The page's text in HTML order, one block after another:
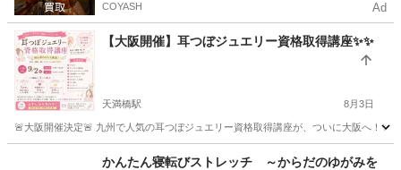
COYASH Ad
【大阪開催】耳つぼジュエリー資格取得講座✨✨
天満橋駅 8月3日
🚨大阪開催決定🚨 九州で人気の耳つぼジュエリー資格取得講座が、ついに大阪へ！✨
天満橋駅 足つぼ
かんたん寝転びストレッチ ～からだのゆがみを